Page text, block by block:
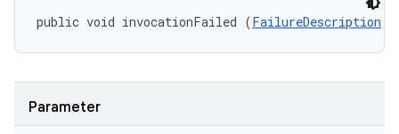
public void invocationFailed (FailureDescription
Parameter